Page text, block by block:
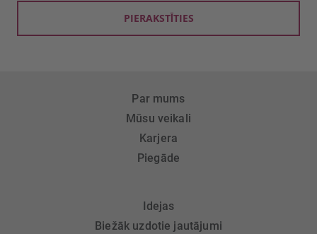
PIERAKSTĪTIES
Par mums
Mūsu veikali
Karjera
Piegāde
Idejas
Biežāk uzdotie jautājumi